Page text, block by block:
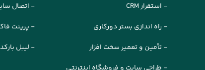
- استقرار CRM
- راه اندازی بستر دورکاری
- تأمین و تعمیر سخت افزار
- اتصال
- پرینت
- لیبل